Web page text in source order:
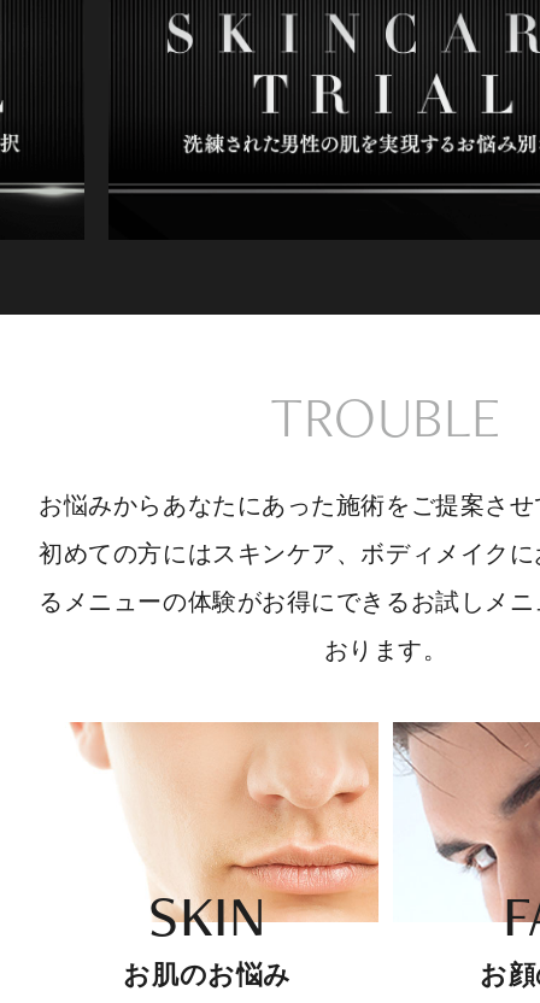
TROUBLE
お悩みからあなたにあった施術をご提案さ
初めての方にはスキンケア、ボディメイク
るメニューの体験がお得にできるお試しメ
おります。
SKIN
お肌のお悩み お